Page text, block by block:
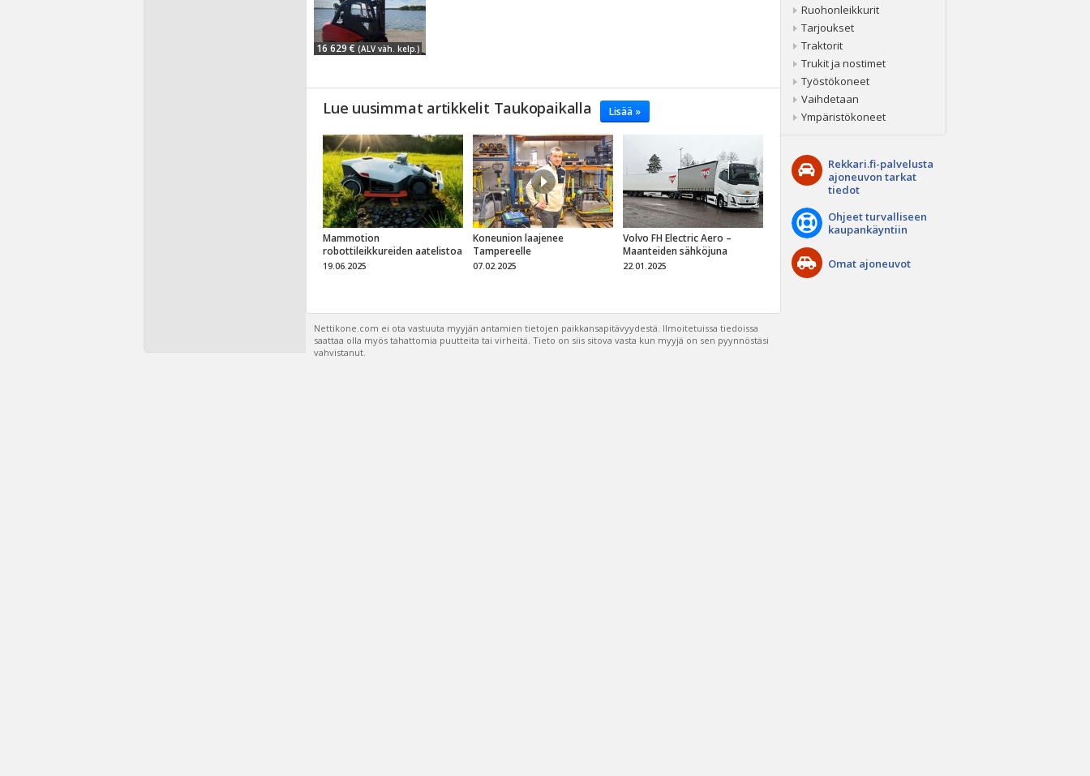
16 629 € (ALV väh. kelp.)
Lue uusimmat artikkelit Taukopaikalla Lisää »
Mammotion
robottileikkureiden aatelistoa
19.06.2025
Koneunion laajenee
Tampereelle
07.02.2025
Volvo FH Electric Aero –
Maanteiden sähköjuna
22.01.2025
Nettikone.com ei ota vastuuta myyjän antamien tietojen paikkansapitävyydestä. Ilmoitetuissa tiedoissa
saattaa olla myös tahattomia puutteita tai virheitä. Tieto on siis sitova vasta kun myyjä on sen pyynnöstäsi
vahvistanut.
Ruohonleikkurit
Tarjoukset
Traktorit
Trukit ja nostimet
Työstökoneet
Vaihdetaan
Ympäristökoneet
Rekkari.fi-palvelusta
ajoneuvon tarkat
tiedot
Ohjeet turvalliseen
kaupankäyntiin
Omat ajoneuvot